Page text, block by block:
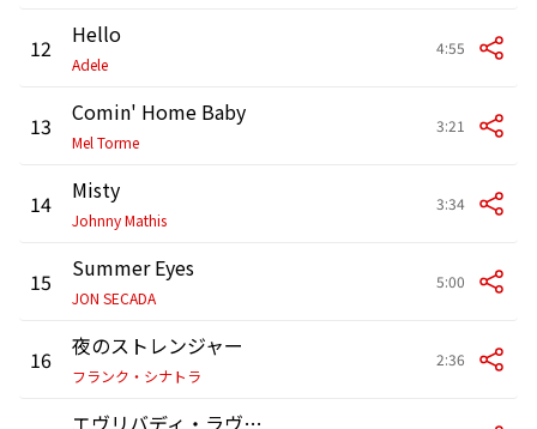
12 Hello
Adele
4:55
13 Comin' Home Baby
Mel Torme
3:21
14 Misty
Johnny Mathis
3:34
15 Summer Eyes
JON SECADA
5:00
16 夜のストレンジャー
フランク・シナトラ
2:36
エヴリバディ・ラヴズ・ミー・バット・ユー